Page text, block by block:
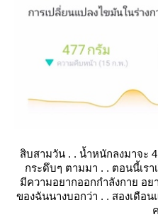
สิบสามวัน . . น้ำหนักลงมาจะ
กระดึบๆ ตามมา . . ตอนนี้เร
มีความอยากออกกำลังกาย อ
ของฉันนางบอกว่า . . สองเดือ